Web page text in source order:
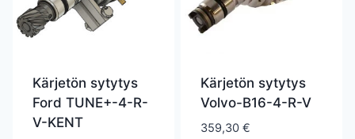
Kärjetön sytytys
Ford TUNE+-4-R-
V-KENT
Kärjetön sytytys
Volvo-B16-4-R-V
359,30 €